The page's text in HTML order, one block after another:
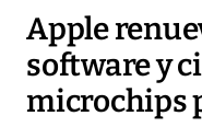
Apple
software y
microchips